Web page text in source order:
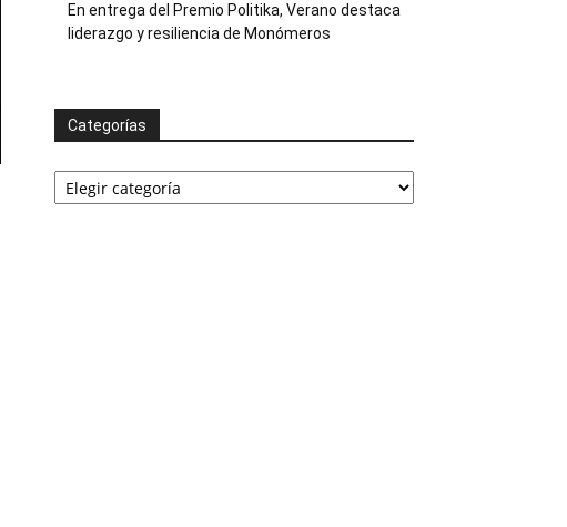
En entrega del Premio Politika, Verano destaca
liderazgo y resiliencia de Monómeros
Categorías
Categorías